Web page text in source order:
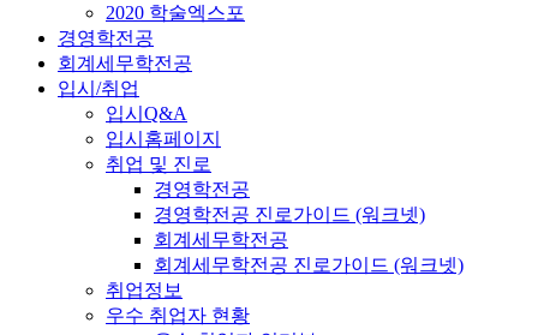
2020 학술엑스포
경영학전공
회계세무학전공
입시/취업
입시Q&A
입시홈페이지
취업 및 진로
경영학전공
경영학전공 진로가이드 (워크넷)
회계세무학전공
회계세무학전공 진로가이드 (워크넷)
취업정보
우수 취업자 현황